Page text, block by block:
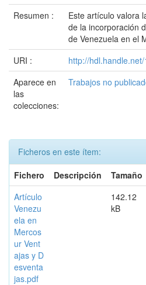
Resumen :
Este artículo valora
de la incorporación
de Venezuela en el
URI :
http://
Aparece en
las
colecciones:
Trabajos no
Ficheros en este ítem:
Fichero
Descripción Tamaño
Artículo
Venezu
ela en
Mercos
ur Vent
ajas y D
esventa
jas.pdf
142.12
kB